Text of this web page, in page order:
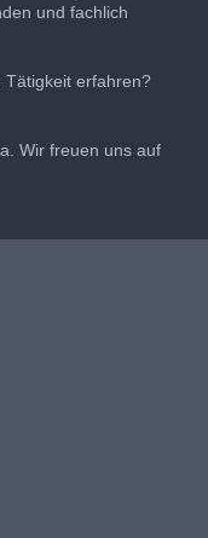
und fachlich
Tätigkeit erfahren?
Wir freuen uns auf